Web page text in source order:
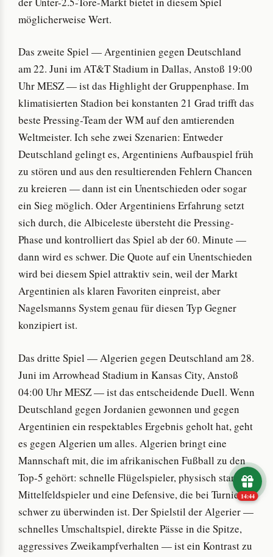
möglicherweise Wert.
Das zweite Spiel — Argentinien gegen Deutschland
am 22. Juni im AT&T Stadium in Dallas, Anstoß 19:00
Uhr MESZ — ist das Highlight der Gruppenphase. Im
klimatisierten Stadion bei konstanten 21 Grad trifft das
beste Pressing-Team der WM auf den amtierenden
Weltmeister. Ich sehe zwei Szenarien: Entweder
Deutschland gelingt es, Argentiniens Aufbauspiel früh
zu stören und aus den resultierenden Fehlern Chancen
zu kreieren — dann ist ein Unentschieden oder sogar
ein Sieg möglich. Oder Argentiniens Erfahrung setzt
sich durch, die Albiceleste übersteht die Pressing-
Phase und kontrolliert das Spiel ab der 60. Minute —
dann wird es schwer. Die Quote auf ein Unentschieden
wird bei diesem Spiel attraktiv sein, weil der Markt
Argentinien als klaren Favoriten einpreist, aber
Nagelsmanns System genau für diesen Typ Gegner
konzipiert ist.
Das dritte Spiel — Algerien gegen Deutschland am 28.
Juni im Arrowhead Stadium in Kansas City, Anstoß
04:00 Uhr MESZ — ist das entscheidende Duell. Wenn
Deutschland gegen Jordanien gewonnen und gegen
Argentinien ein respektables Ergebnis geholt hat, geht
es gegen Algerien um alles. Algerien bringt eine
Mannschaft mit, die im afrikanischen Fußball zu den
Top-5 gehört: schnelle Flügelspieler, physisch starke
Mittelfeldspieler und eine Defensive, die bei Turnieren
schwer zu überwinden ist. Der Spielstil der Algerier —
schnelles Umschaltspiel, direkte Pässe in die Spitze,
aggressives Zweikampfverhalten — ist ein Kontrast zu
14:43